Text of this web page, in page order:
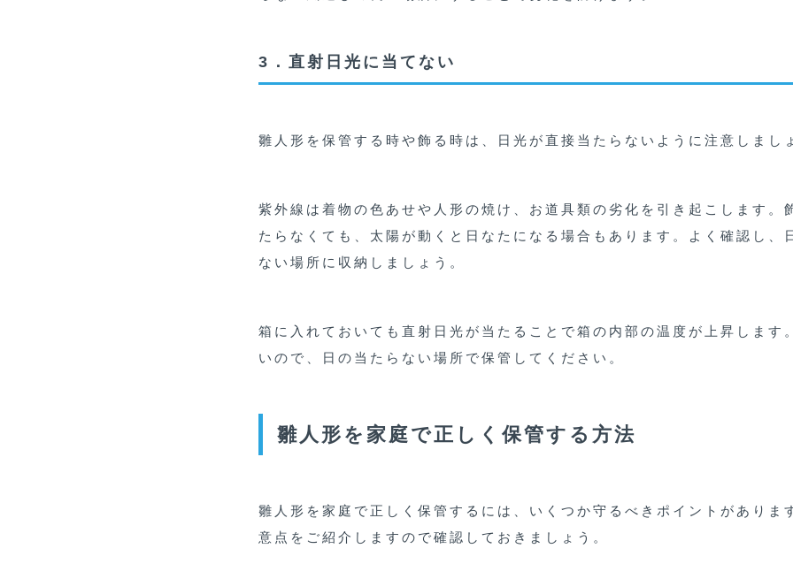
3．直射日光に当てない
雛人形を保管する時や飾る時は、日光が直接当たらないように注意しまし
紫外線は着物の色あせや人形の焼け、お道具類の劣化を引き起こします。
たらなくても、太陽が動くと日なたになる場合もあります。よく確認し、
ない場所に収納しましょう。
箱に入れておいても直射日光が当たることで箱の内部の温度が上昇します
いので、日の当たらない場所で保管してください。
雛人形を家庭で正しく保管する方法
雛人形を家庭で正しく保管するには、いくつか守るべきポイントがありま
意点をご紹介しますので確認しておきましょう。